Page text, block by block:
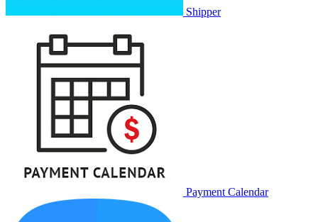
Shipper
Payment Calendar